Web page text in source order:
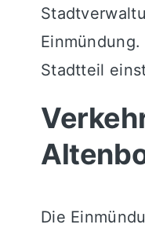
Stadtteil
Die